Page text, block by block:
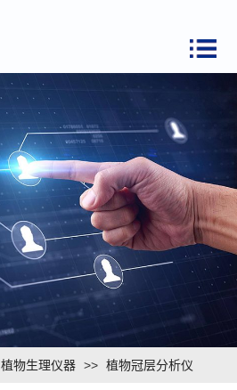
植物生理仪器 >> 植物冠层分析仪